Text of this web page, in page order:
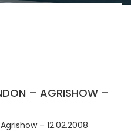
– AGRISHOW –